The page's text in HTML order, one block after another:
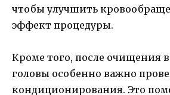
чтобы улучшить
эффект процедуры.
Кроме того, после очищения
головы особенно важно
кондиционирования. Это